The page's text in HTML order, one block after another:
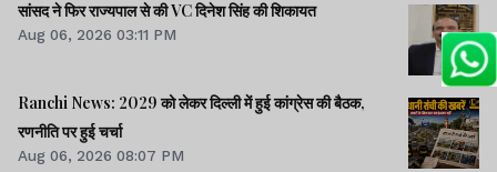
सांसद ने फिर राज्यपाल से की VC दिनेश सिंह की शिकायत
Aug 06, 2026 03:11 PM
Ranchi News: 2029 को लेकर दिल्ली में हुई कांग्रेस की बैठक,
रणनीति पर हुई चर्चा
Aug 06, 2026 08:07 PM